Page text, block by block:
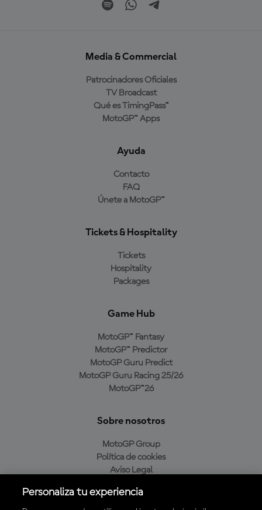
Media & Commercial
Patrocinadores Oficiales
TV Broadcast
Qué es TimingPass™
MotoGP™ Apps
Ayuda
Contacto
FAQ
Únete a MotoGP™
Tickets & Hospitality
Tickets
Hospitality
Packages
Game Hub
MotoGP™ Fantasy
MotoGP™ Predictor
MotoGP Guru Predict
MotoGP Guru Racing 25/26
MotoGP™26
Sobre nosotros
MotoGP Group
Política de cookies
Aviso Legal
Política de compra
Personaliza tu experiencia